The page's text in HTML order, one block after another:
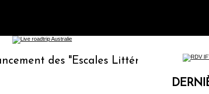
des "Escales Littéraires", la première